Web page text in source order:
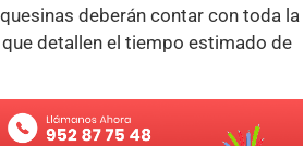
deberán contar con toda la
detallen el tiempo estimado de